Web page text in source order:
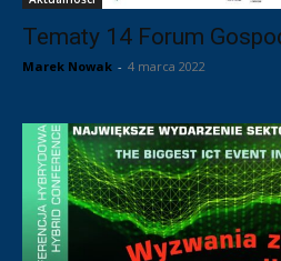
Tematy 14 Forum
Marek Nowak - 4 marca 2022